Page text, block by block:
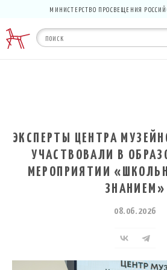
МИНИСТЕРСТВО ПРОСВЕЩЕНИЯ
ЭКСПЕРТЫ ЦЕНТРА
УЧАСТВОВАЛИ В
МЕРОПРИЯТИИ
ЗНАНИЕМ»
08.06.2026